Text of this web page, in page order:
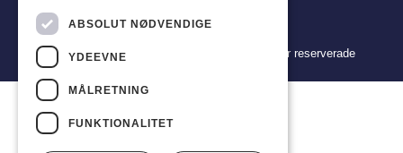
Copyright 2024 © Viggo Bendz. Alla rättigheter reserverade
ABSOLUT NØDVENDIGE
YDEEVNE
MÅLRETNING
FUNKTIONALITET